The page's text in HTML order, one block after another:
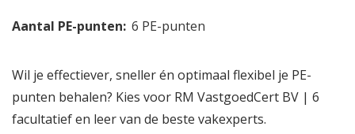
Aantal PE-punten: 6 PE-punten
Wil je effectiever, sneller én optimaal flexibel je PE-
punten behalen? Kies voor RM VastgoedCert BV | 6
facultatief en leer van de beste vakexperts.